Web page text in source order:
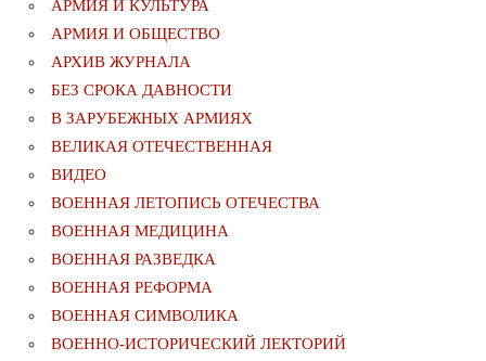
АРМИЯ И КУЛЬТУРА
АРМИЯ И ОБЩЕСТВО
АРХИВ ЖУРНАЛА
БЕЗ СРОКА ДАВНОСТИ
В ЗАРУБЕЖНЫХ АРМИЯХ
ВЕЛИКАЯ ОТЕЧЕСТВЕННАЯ
ВИДЕО
ВОЕННАЯ ЛЕТОПИСЬ ОТЕЧЕСТВА
ВОЕННАЯ МЕДИЦИНА
ВОЕННАЯ РАЗВЕДКА
ВОЕННАЯ РЕФОРМА
ВОЕННАЯ СИМВОЛИКА
ВОЕННО-ИСТОРИЧЕСКИЙ ЛЕКТОРИЙ